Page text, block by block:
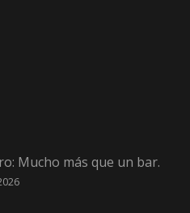
Mucho más que un bar.